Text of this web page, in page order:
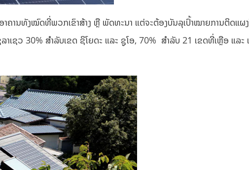
າຄານທັງໝົດທີ່ພວກເຂົາສ້າງ ຫຼື ພັດທະນາ ແຕ່ຈະຕ້ອງບັນລຸເປົ້າໝາຍການຕິດແຜງ
າເຊວ 30% ສຳລັບເຂດ ຊິໂຍດະ ແລະ ຊູໂອ, 70% ສໍາລັບ 21 ເຂດທີ່ເຫຼືອ ແລະ